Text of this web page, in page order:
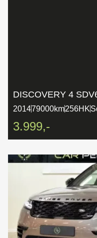
DISCOVERY 4
201479000km256HK
3.999,-